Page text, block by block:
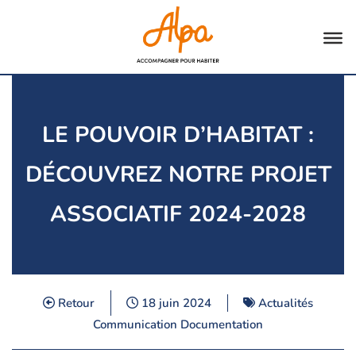
LE POUVOIR D’HABITAT :
DÉCOUVREZ NOTRE PROJET
ASSOCIATIF 2024-2028
Retour 18 juin 2024
Actualités
Communication Documentation